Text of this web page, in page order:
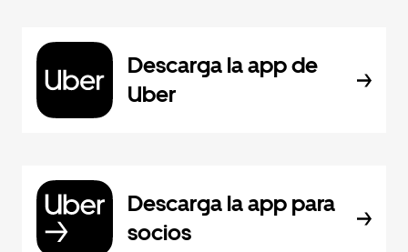
Descarga la app de
Uber
Descarga la app para
socios